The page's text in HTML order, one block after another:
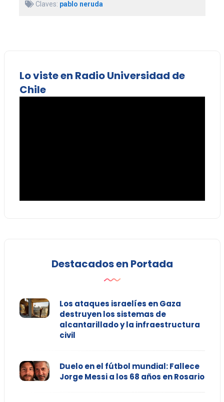
Claves: pablo neruda
Lo viste en Radio Universidad de
Chile
Destacados en Portada
Los ataques israelíes en Gaza
destruyen los sistemas de
alcantarillado y la infraestructura
civil
Duelo en el fútbol mundial: Fallece
Jorge Messi a los 68 años en Rosario